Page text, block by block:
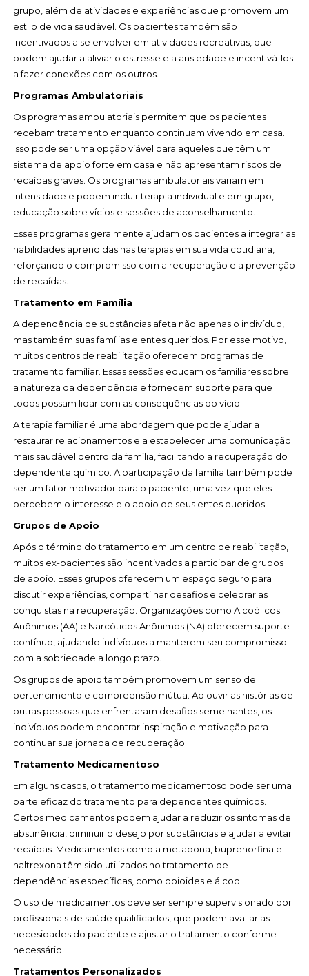
grupo, além de atividades e experiências que promovem um
estilo de vida saudável. Os pacientes também são
incentivados a se envolver em atividades recreativas, que
podem ajudar a aliviar o estresse e a ansiedade e incentivá-los
a fazer conexões com os outros.
Programas Ambulatoriais
Os programas ambulatoriais permitem que os pacientes
recebam tratamento enquanto continuam vivendo em casa.
Isso pode ser uma opção viável para aqueles que têm um
sistema de apoio forte em casa e não apresentam riscos de
recaídas graves. Os programas ambulatoriais variam em
intensidade e podem incluir terapia individual e em grupo,
educação sobre vícios e sessões de aconselhamento.
Esses programas geralmente ajudam os pacientes a integrar as
habilidades aprendidas nas terapias em sua vida cotidiana,
reforçando o compromisso com a recuperação e a prevenção
de recaídas.
Tratamento em Família
A dependência de substâncias afeta não apenas o indivíduo,
mas também suas famílias e entes queridos. Por esse motivo,
muitos centros de reabilitação oferecem programas de
tratamento familiar. Essas sessões educam os familiares sobre
a natureza da dependência e fornecem suporte para que
todos possam lidar com as consequências do vício.
A terapia familiar é uma abordagem que pode ajudar a
restaurar relacionamentos e a estabelecer uma comunicação
mais saudável dentro da família, facilitando a recuperação do
dependente químico. A participação da família também pode
ser um fator motivador para o paciente, uma vez que eles
percebem o interesse e o apoio de seus entes queridos.
Grupos de Apoio
Após o término do tratamento em um centro de reabilitação,
muitos ex-pacientes são incentivados a participar de grupos
de apoio. Esses grupos oferecem um espaço seguro para
discutir experiências, compartilhar desafios e celebrar as
conquistas na recuperação. Organizações como Alcoólicos
Anônimos (AA) e Narcóticos Anônimos (NA) oferecem suporte
contínuo, ajudando indivíduos a manterem seu compromisso
com a sobriedade a longo prazo.
Os grupos de apoio também promovem um senso de
pertencimento e compreensão mútua. Ao ouvir as histórias de
outras pessoas que enfrentaram desafios semelhantes, os
indivíduos podem encontrar inspiração e motivação para
continuar sua jornada de recuperação.
Tratamento Medicamentoso
Em alguns casos, o tratamento medicamentoso pode ser uma
parte eficaz do tratamento para dependentes químicos.
Certos medicamentos podem ajudar a reduzir os sintomas de
abstinência, diminuir o desejo por substâncias e ajudar a evitar
recaídas. Medicamentos como a metadona, buprenorfina e
naltrexona têm sido utilizados no tratamento de
dependências específicas, como opioides e álcool.
O uso de medicamentos deve ser sempre supervisionado por
profissionais de saúde qualificados, que podem avaliar as
necesidades do paciente e ajustar o tratamento conforme
necessário.
Tratamentos Personalizados